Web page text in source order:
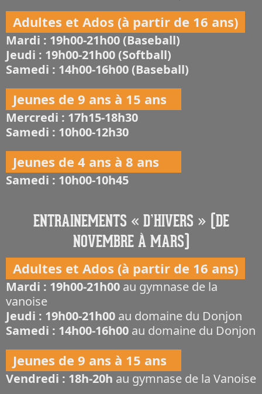
Adultes et Ados (à partir de 16 ans)
Mardi : 19h00-21h00 (Baseball)
Jeudi : 19h00-21h00 (Softball)
Samedi : 14h00-16h00 (Baseball)
Jeunes de 9 ans à 15 ans
Mercredi : 17h15-18h30
Samedi : 10h00-12h30
Jeunes de 4 ans à 8 ans
Samedi : 10h00-10h45
ENTRAINEMENTS « D’HIVERS » (DE
NOVEMBRE À MARS)
Adultes et Ados (à partir de 16 ans)
Mardi : 19h00-21h00 au gymnase de la
vanoise
Jeudi : 19h00-21h00 au domaine du Donjon
Samedi : 14h00-16h00 au domaine du Donjon
Jeunes de 9 ans à 15 ans
Vendredi : 18h-20h au gymnase de la Vanoise